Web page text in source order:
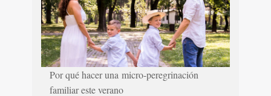
Por qué hacer una micro-peregrinación
familiar este verano